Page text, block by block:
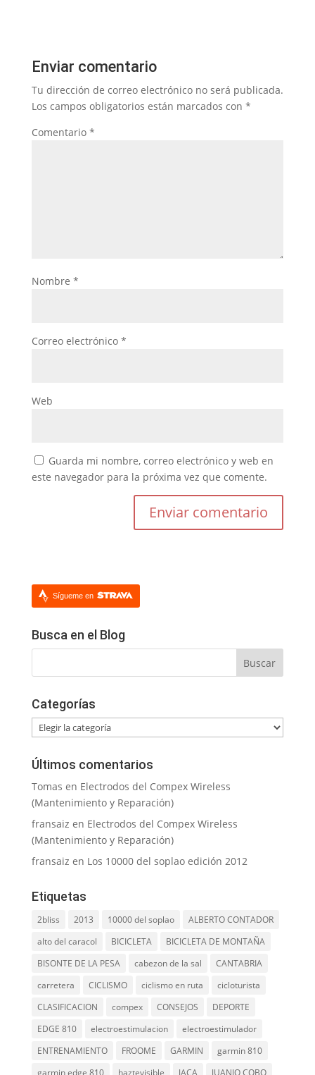
Enviar comentario
Tu dirección de correo electrónico no será publicada.
Los campos obligatorios están marcados con *
Comentario *
Nombre *
Correo electrónico *
Web
Guarda mi nombre, correo electrónico y web en
este navegador para la próxima vez que comente.
Sígueme en
Busca en el Blog
Categorías
Categorías
Últimos comentarios
Tomas en Electrodos del Compex Wireless
(Mantenimiento y Reparación)
fransaiz en Electrodos del Compex Wireless
(Mantenimiento y Reparación)
fransaiz en Los 10000 del soplao edición 2012
Etiquetas
2bliss 2013 10000 del soplao
ALBERTO CONTADOR
alto del caracol
BICICLETA
BICICLETA DE MONTAÑA
BISONTE DE LA PESA
cabezon de la sal
CANTABRIA
carretera
CICLISMO ciclismo en ruta
cicloturista
CLASIFICACION
compex CONSEJOS
DEPORTE
EDGE 810
electroestimulacion
electroestimulador
ENTRENAMIENTO
FROOME GARMIN
garmin 810
garmin edge 810
haztevisible JACA JUANJO COBO